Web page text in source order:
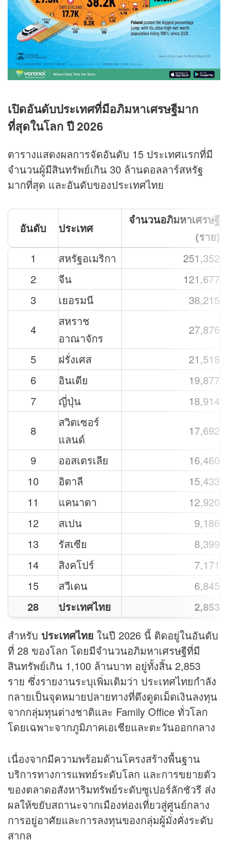
เปิดอันดับประเทศที่มีอภิมหาเศรษฐีมาก
ที่สุดในโลก ปี 2026
ตารางแสดงผลการจัดอันดับ 15 ประเทศแรกที่มี
จำนวนผู้มีสินทรัพย์เกิน 30 ล้านดอลลาร์สหรัฐ
มากที่สุด และอันดับของประเทศไทย
อันดับ ประเทศ
จำนวนอภิมหาเศรษฐี
(ราย)
1
สหรัฐอเมริกา
251,352
2
จีน
121,677
3
เยอรมนี
38,215
4
สหราช
อาณาจักร
27,876
5
ฝรั่งเศส
21,518
6
อินเดีย
19,877
7
ญี่ปุ่น
18,914
8
สวิตเซอร์
แลนด์
17,692
9
ออสเตรเลีย
16,460
10
อิตาลี
15,433
11
แคนาดา
12,920
12
สเปน
9,186
13
รัสเซีย
8,399
14
สิงคโปร์
7,171
15
สวีเดน
6,845
28
ประเทศไทย
2,853
สำหรับ ประเทศไทย ในปี 2026 นี้ ติดอยู่ในอันดับ
ที่ 28 ของโลก โดยมีจำนวนอภิมหาเศรษฐีที่มี
สินทรัพย์เกิน 1,100 ล้านบาท อยู่ทั้งสิ้น 2,853
ราย ซึ่งรายงานระบุเพิ่มเติมว่า ประเทศไทยกำลัง
กลายเป็นจุดหมายปลายทางที่ดึงดูดเม็ดเงินลงทุน
จากกลุ่มทุนต่างชาติและ Family Office ทั่วโลก
โดยเฉพาะจากภูมิภาคเอเชียและตะวันออกกลาง
เนื่องจากมีความพร้อมด้านโครงสร้างพื้นฐาน
บริการทางการแพทย์ระดับโลก และการขยายตัว
ของตลาดอสังหาริมทรัพย์ระดับซูเปอร์ลักชัวรี ส่ง
ผลให้ขยับสถานะจากเมืองท่องเที่ยวสู่ศูนย์กลาง
การอยู่อาศัยและการลงทุนของกลุ่มผู้มั่งคั่งระดับ
สากล